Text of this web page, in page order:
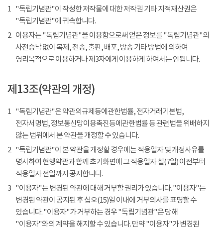
1 "독립기념관"이 작성한 저작물에 대한 저작권 기타 지적재산권은
"독립기념관"에 귀속합니다.
2 이용자는 "독립기념관"을 이용함으로써 얻은 정보를 "독립기념관"의
사전승낙 없이 복제, 전송, 출판, 배포, 방송 기타 방법에 의하여
영리목적으로 이용하거나 제3자에게 이용하게 하여서는 안됩니다.
제13조(약관의 개정)
1 "독립기념관"은 약관의규제등에관한법률, 전자거래기본법,
전자서명법, 정보통신망이용촉진등에관한법률 등 관련법을 위배하지
않는 범위에서 본 약관을 개정할 수 있습니다.
2 "독립기념관"이 본 약관을 개정할 경우에는 적용일자 및 개정사유를
명시하여 현행약관과 함께 초기화면에 그 적용일자 칠(7일) 이전부터
적용일자 전일까지 공지합니다.
3 "이용자"는 변경된 약관에 대해 거부할 권리가 있습니다. "이용자"는
변경된 약관이 공지된 후 십오(15)일 이내에 거부의사를 표명할 수
있습니다. "이용자"가 거부하는 경우 "독립기념관"은 당해
"이용자"와의 계약을 해지할 수 있습니다. 만약 "이용자"가 변경된